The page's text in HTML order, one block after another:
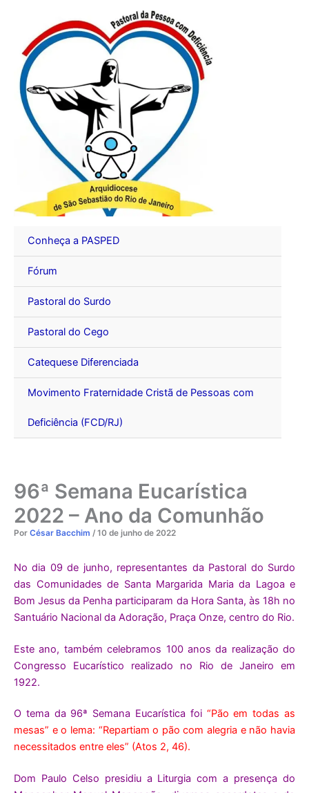
conteúdo
Conheça a PASPED
Fórum
Pastoral do Surdo
Pastoral do Cego
Catequese Diferenciada
Movimento Fraternidade Cristã de Pessoas com
Deficiência (FCD/RJ)
96ª Semana Eucarística
2022 – Ano da Comunhão
Por César Bacchim / 10 de junho de 2022
No dia 09 de junho, representantes da Pastoral do Surdo
das Comunidades de Santa Margarida Maria da Lagoa e
Bom Jesus da Penha participaram da Hora Santa, às 18h no
Santuário Nacional da Adoração, Praça Onze, centro do Rio.
Este ano, também celebramos 100 anos da realização do
Congresso Eucarístico realizado no Rio de Janeiro em
1922.
O tema da 96ª Semana Eucarística foi “Pão em todas as
mesas” e o lema: “Repartiam o pão com alegria e não havia
necessitados entre eles” (Atos 2, 46).
Dom Paulo Celso presidiu a Liturgia com a presença do